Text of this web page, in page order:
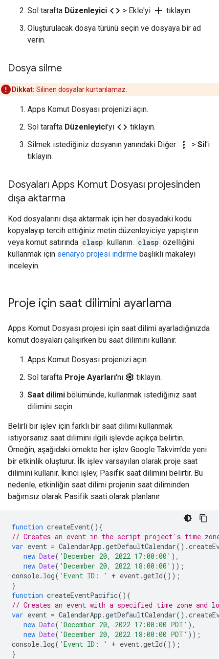
Sol tarafta Düzenleyici code > Ekle'yi add tıklayın.
Oluşturulacak dosya türünü seçin ve dosyaya bir ad
verin.
Dosya silme
Dikkat: Silinen dosyalar kurtarılamaz.
Apps Komut Dosyası projenizi açın.
Sol tarafta Düzenleyici'yi code tıklayın.
Silmek istediğiniz dosyanın yanındaki Diğer
more_vert > Sil'i
tıklayın.
Dosyaları Apps Komut Dosyası projesinden
dışa aktarma
Kod dosyalarını dışa aktarmak için her dosyadaki kodu
kopyalayıp tercih ettiğiniz metin düzenleyiciye yapıştırın
veya komut satırında clasp kullanın. clasp özelliğini
kullanmak için senaryo projesi indirme başlıklı makaleyi
inceleyin.
Proje için saat dilimini ayarlama
Apps Komut Dosyası projesi için saat dilimi ayarladığınızda
komut dosyaları çalışırken bu saat dilimini kullanır.
Apps Komut Dosyası projenizi açın.
Sol tarafta Proje Ayarları'nı
tıklayın.
Saat dilimi bölümünde, kullanmak istediğiniz saat
dilimini seçin.
Belirli bir işlev için farklı bir saat dilimi kullanmak
istiyorsanız saat dilimini ilgili işlevde açıkça belirtin.
Örneğin, aşağıdaki örnekte her işlev Google Takvim'de yeni
bir etkinlik oluşturur. İlk işlev varsayılan olarak proje saat
dilimini kullanır. İkinci işlev, Pasifik saat dilimini belirtir. Bu
nedenle, etkinliğin saat dilimi projenin saat diliminden
bağımsız olarak Pasifik saati olarak planlanır.
function createEvent(){
// Creates an event in the script project's time
var event = CalendarApp .getDefaultCalendar().
new Date( 'December 20, 2022 17:00:00' ),
new Date( 'December 20, 2022 18:00:00' ));
console. log( 'Event ID: ' + event.getId());
}
function createEventPacific(){
// Creates an event with a specified time zone and
var event = CalendarApp .getDefaultCalendar().
new Date( 'December 20, 2022 17:00:00 PDT' ),
new Date( 'December 20, 2022 18:00:00 PDT' ));
console. log( 'Event ID: ' + event.getId());
}